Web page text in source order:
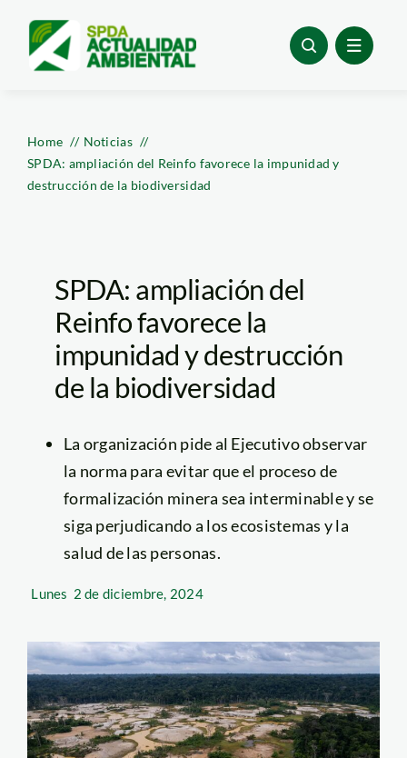
content
Home
Noticias
SPDA: ampliación del Reinfo favorece la impunidad y
destrucción de la biodiversidad
SPDA: ampliación del
Reinfo favorece la
impunidad y destrucción
de la biodiversidad
La organización pide al Ejecutivo observar
la norma para evitar que el proceso de
formalización minera sea interminable y se
siga perjudicando a los ecosistemas y la
salud de las personas.
Lunes 2 de diciembre, 2024